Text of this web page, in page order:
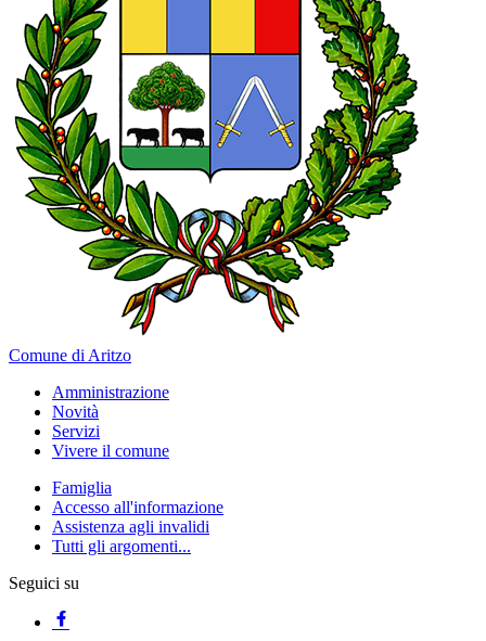
Comune di Aritzo
Amministrazione
Novità
Servizi
Vivere il comune
Famiglia
Accesso all'informazione
Assistenza agli invalidi
Tutti gli argomenti...
Seguici su